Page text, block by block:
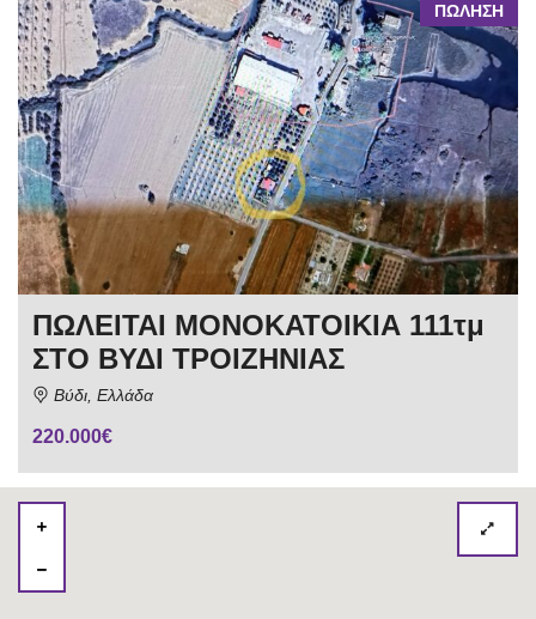
ΠΩΛΗΣΗ
ΠΩΛΕΙΤΑΙ ΜΟΝΟΚΑΤΟΙΚΙΑ 111τμ
ΣΤΟ ΒΥΔΙ ΤΡΟΙΖΗΝΙΑΣ
Βύδι, Ελλάδα
220.000€